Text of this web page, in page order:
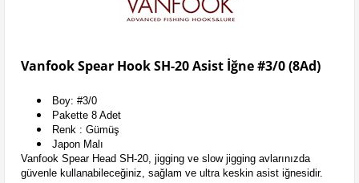
Vanfook Spear Hook SH-20 Asist İğne #3/0 (8Ad)
Boy: #3/0
Pakette 8 Adet
Renk : Gümüş
Japon Malı
Vanfook Spear Head SH-20, jigging ve slow jigging avlarınızda
güvenle kullanabileceğiniz, sağlam ve ultra keskin asist iğnesidir.